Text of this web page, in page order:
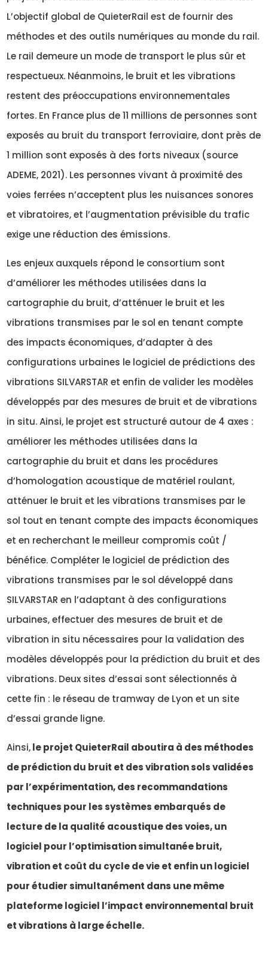
L’objectif global de QuieterRail est de fournir des
méthodes et des outils numériques au monde du rail.
Le rail demeure un mode de transport le plus sûr et
respectueux. Néanmoins, le bruit et les vibrations
restent des préoccupations environnementales
fortes. En France plus de 11 millions de personnes sont
exposés au bruit du transport ferroviaire, dont près de
1 million sont exposés à des forts niveaux (source
ADEME, 2021). Les personnes vivant à proximité des
voies ferrées n’acceptent plus les nuisances sonores
et vibratoires, et l’augmentation prévisible du trafic
exige une réduction des émissions.
Les enjeux auxquels répond le consortium sont
d’améliorer les méthodes utilisées dans la
cartographie du bruit, d’atténuer le bruit et les
vibrations transmises par le sol en tenant compte
des impacts économiques, d’adapter à des
configurations urbaines le logiciel de prédictions des
vibrations SILVARSTAR et enfin de valider les modèles
développés par des mesures de bruit et de vibrations
in situ. Ainsi, le projet est structuré autour de 4 axes :
améliorer les méthodes utilisées dans la
cartographie du bruit et dans les procédures
d’homologation acoustique de matériel roulant,
atténuer le bruit et les vibrations transmises par le
sol tout en tenant compte des impacts économiques
et en recherchant le meilleur compromis coût /
bénéfice. Compléter le logiciel de prédiction des
vibrations transmises par le sol développé dans
SILVARSTAR en l’adaptant à des configurations
urbaines, effectuer des mesures de bruit et de
vibration in situ nécessaires pour la validation des
modèles développés pour la prédiction du bruit et des
vibrations. Deux sites d’essai sont sélectionnés à
cette fin : le réseau de tramway de Lyon et un site
d’essai grande ligne.
Ainsi,le projet QuieterRail aboutira à des méthodes
de prédiction du bruit et des vibration sols validées
par l’expérimentation, des recommandations
techniques pour les systèmes embarqués de
lecture de la qualité acoustique des voies, un
logiciel pour l’optimisation simultanée bruit,
vibration et coût du cycle de vie et enfin un logiciel
pour étudier simultanément dans une même
plateforme logiciel l’impact environnemental bruit
et vibrations à large échelle.